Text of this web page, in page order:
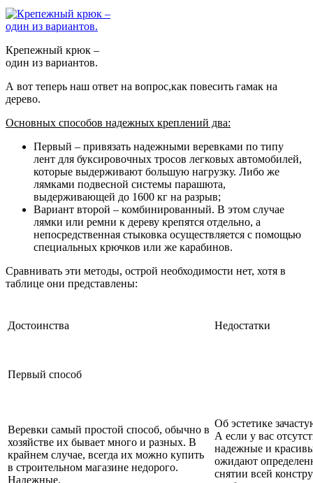
Крепежный крюк –
один из вариантов.
А вот теперь наш ответ на вопрос,как повесить гамак на
дерево.
Основных способов надежных креплений два:
Первый – привязать надежными веревками по типу
лент для буксировочных тросов легковых автомобилей,
которые выдерживают большую нагрузку. Либо же
лямками подвесной системы парашюта,
выдерживающей до 1600 кг на разрыв;
Вариант второй – комбинированный. В этом случае
лямки или ремни к дереву крепятся отдельно, а
непосредственная стыковка осуществляется с помощью
специальных крючков или же карабинов.
Сравнивать эти методы, острой необходимости нет, хотя в
таблице они представлены:
Достоинства Недостатки
Первый способ
Веревки самый простой способ, обычно в
хозяйстве их бывает много и разных. В
крайнем случае, всегда их можно купить
в строительном магазине недорого.
Надежные.
Об эстетике
А если у вас
надежные и
ожидают
снятии всей